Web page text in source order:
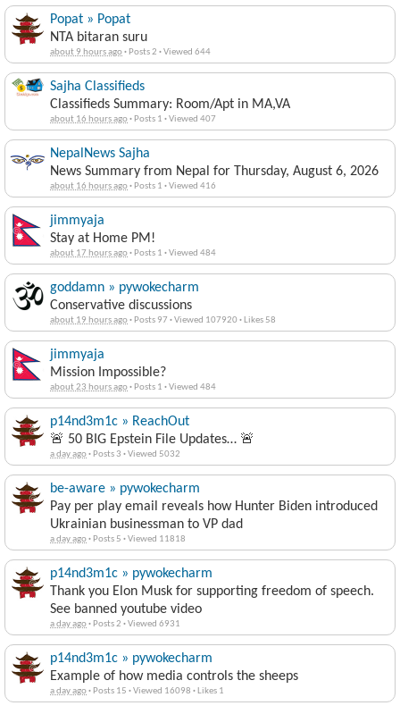
NTA bitaran suru
about 9 hours ago ·Posts 2
Classifieds Summary: Room/Apt in MA,VA
about 16 hours ago ·Posts 1·Viewed 407
News Summary from Nepal for Thursday, August 6, 2026
about 16 hours ago·Posts 1·Viewed 416
Stay at Home PM!
about 17 hours ago Posts 1
Conservative discussions
about 19 hours ago ·Posts 97·Viewed 107920
Mission Impossible?
about 23 hours ago·Posts 1·
🚨 50 BIG Epstein File Updates… 🚨
a day ago ·Posts 3·Viewed 5032
Pay per play email reveals how Hunter Biden introduced
Ukrainian businessman to VP dad
a day ago ·Posts 5·Viewed 11818
Thank you Elon Musk for supporting freedom of speech.
See banned youtube video
a day ago ·Posts 2·Viewed 6931
Example of how media controls the sheeps
a day ago·Posts 15·Viewed 16098·Likes 1